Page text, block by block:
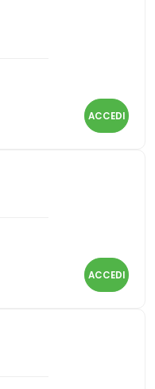
ACCEDI
ACCEDI